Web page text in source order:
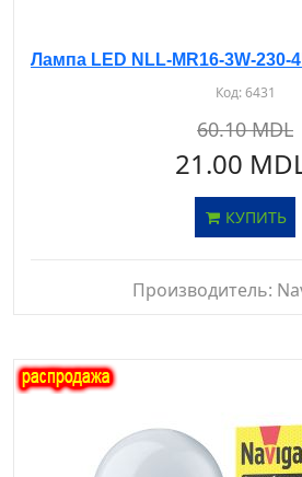
Код:6431
60.10 MDL
21.00
КУПИТЬ
Производитель: